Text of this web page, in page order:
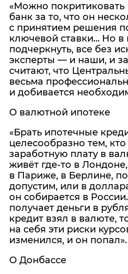
«Можно
банк за то, что он
с принятием решения
ключевой ставки… Но в
подчеркнуть, все без
эксперты — и наши, и
считают, что
весьма
и добивается
О валютной ипотеке
«Брать ипотечные
целесообразно тем,
заработную плату в
живёт где‑то в
в Париже, в Берлине,
допустим, или в
он собирается в
получает деньги в
кредит взял в валюте,
на себя эти риски
изменился, и он попал».
О Донбассе